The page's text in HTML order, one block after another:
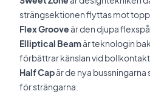
strängsektionen flyttas mot
Flex Grooveär den djupa
Elliptical Beamär teknologin
förbättrar känslan vid bollkontakt.
Half Capär de nya
för strängarna.